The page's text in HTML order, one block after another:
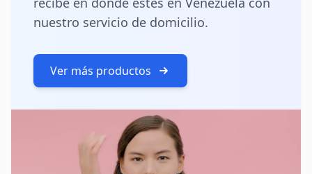
nuestro servicio de domicilio.
Ver más productos